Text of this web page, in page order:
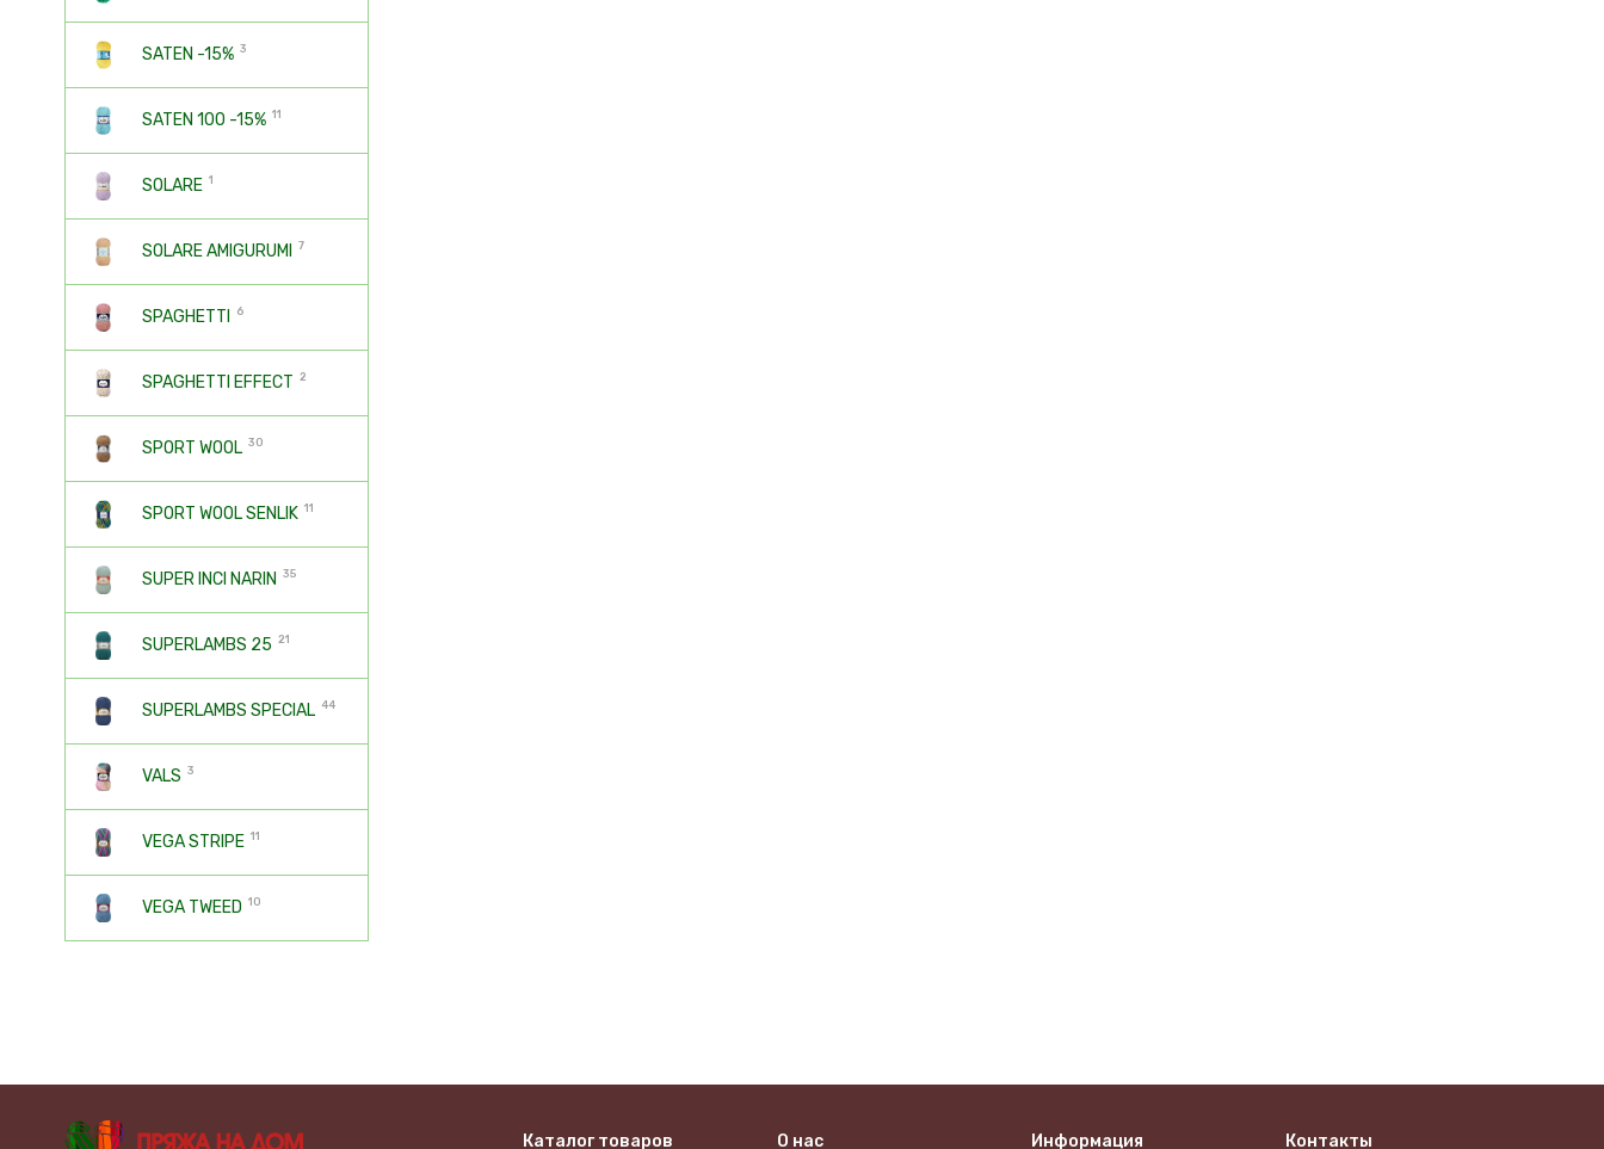
SATEN -15% 3
SATEN 100 -15% 11
SOLARE 1
SOLARE AMIGURUMI 7
SPAGHETTI 6
SPAGHETTI EFFECT 2
SPORT WOOL 30
SPORT WOOL SENLIK 11
SUPER INCI NARIN 35
SUPERLAMBS 25 21
SUPERLAMBS SPECIAL 44
VALS 3
VEGA STRIPE 11
VEGA TWEED 10
Каталог товаров О нас Информация Контакты